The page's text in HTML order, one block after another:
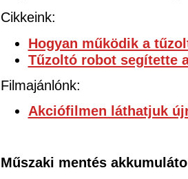
Cikkeink:
Hogyan működik a
Tűzoltó robot segítette
Filmajánlónk:
Akciófilmen láthatjuk
Műszaki mentés